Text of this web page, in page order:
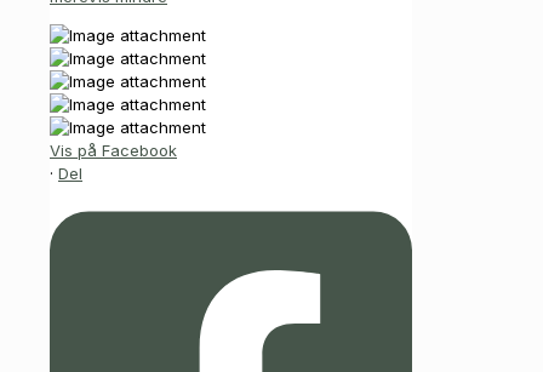
Vis på Facebook
· Del